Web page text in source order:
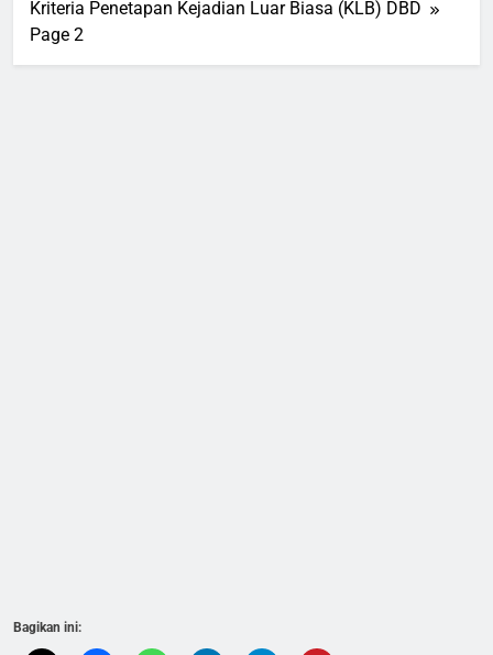
Kriteria Penetapan Kejadian Luar Biasa (KLB) DBD
Page 2
Bagikan ini: